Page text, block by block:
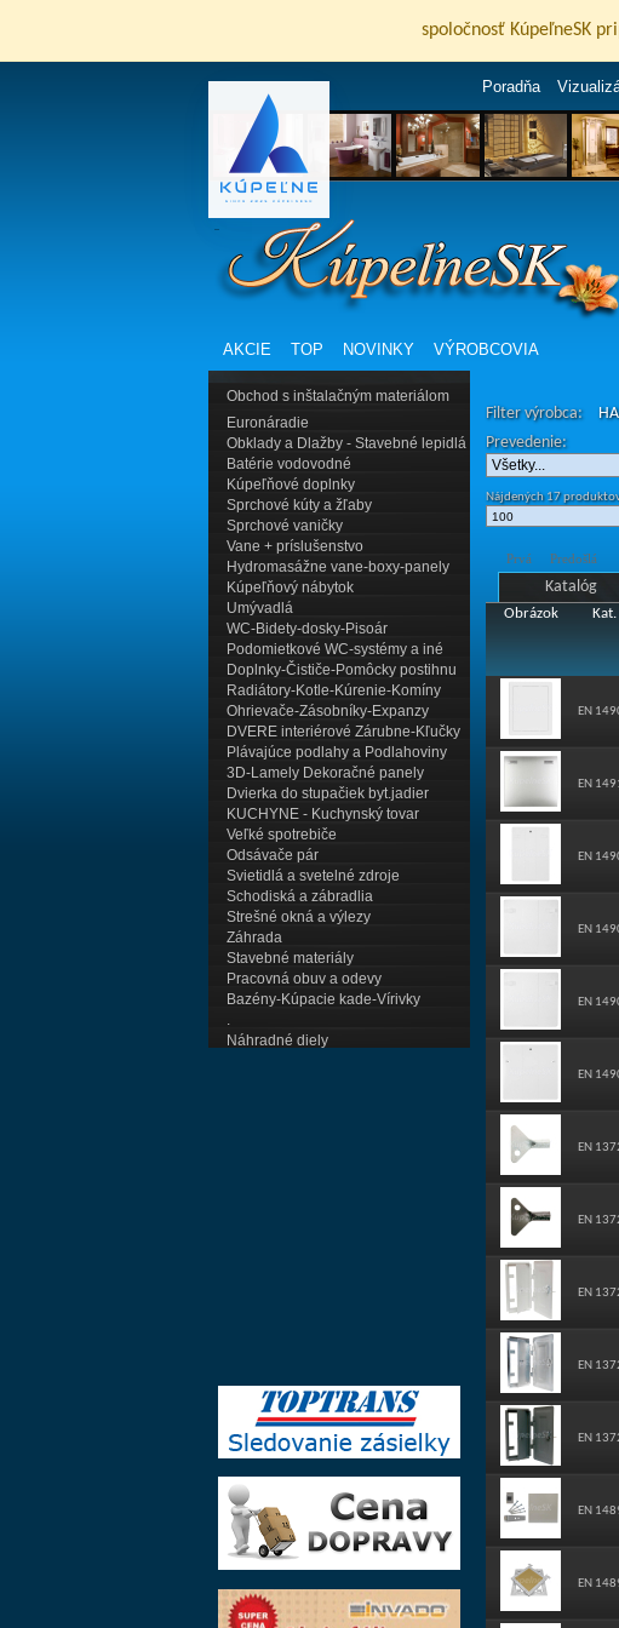
spoločnosť KúpeľneSK
Poradňa
AKCIE TOP NOVINKY VÝROBCOVIA
Obchod s inštalačným materiálom
Euronáradie
Obklady a Dlažby - Stavebné lepidlá
Batérie vodovodné
Kúpeľňové doplnky
Sprchové kúty a žľaby
Sprchové vaničky
Vane + príslušenstvo
Hydromasážne vane-boxy-panely
Kúpeľňový nábytok
Umývadlá
WC-Bidety-dosky-Pisoár
Podomietkové WC-systémy a iné
Doplnky-Čističe-Pomôcky postihnu
Radiátory-Kotle-Kúrenie-Komíny
Ohrievače-Zásobníky-Expanzy
DVERE interiérové Zárubne-Kľučky
Plávajúce podlahy a Podlahoviny
3D-Lamely Dekoračné panely
Dvierka do stupačiek byt.jadier
KUCHYNE - Kuchynský tovar
Veľké spotrebiče
Odsávače pár
Svietidlá a svetelné zdroje
Schodiská a zábradlia
Strešné okná a výlezy
Záhrada
Stavebné materiály
Pracovná obuv a odevy
Bazény-Kúpacie kade-Vírivky
Náhradné diely
Filter výrobca:
Prevedenie:
Nájdených 17
Prvá Predošlá
Katalóg
Obrázok
EN
EN
EN
EN
EN
EN
EN
EN
EN
EN
EN
EN
EN